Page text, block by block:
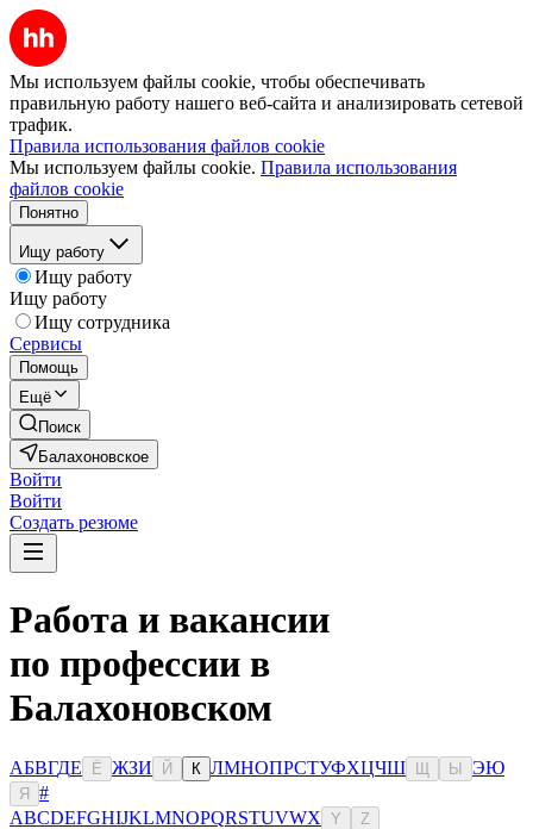
Мы используем файлы cookie, чтобы обеспечивать
правильную работу нашего веб-сайта и анализировать сетевой
трафик.
Правила использования файлов cookie
Мы используем файлы cookie. Правила использования
файлов cookie
Понятно
Ищу работу
Ищу работу
Ищу работу
Ищу сотрудника
Сервисы
Помощь
Ещё
Поиск
Балахоновское
Войти
Войти
Создать резюме
Работа и вакансии
по профессии в
Балахоновском
АБВГДЕ Ё ЖЗИ Й К ЛМНОПРСТУФХЦЧШ Ы ЭЮ
Я
#
ABCDEFGHIJKLMNOPQRSTUVWX Y Z